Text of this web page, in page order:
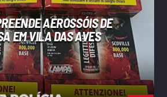
AEROSSÓIS DE
EM VILA DAS AVES